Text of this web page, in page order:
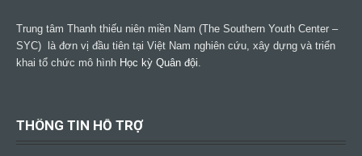
Trung tâm Thanh thiếu niên miền Nam (The Southern Youth Center –
SYC) là đơn vị đầu tiên tại Việt Nam nghiên cứu, xây dựng và triển
khai tổ chức mô hình Học kỳ Quân đội.
THÔNG TIN HỖ TRỢ